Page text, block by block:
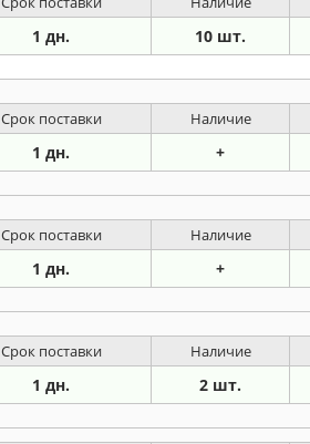
1 дн. 10 шт.
Срок поставки Наличие
1 дн. +
Срок поставки Наличие
1 дн. +
Срок поставки Наличие
1 дн. 2 шт.